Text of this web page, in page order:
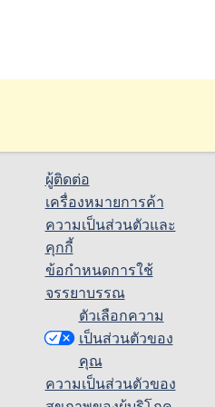
ผู้ติดต่อ
เครื่องหมายการค้า
ความเป็นส่วนตัวและ
คุกกี้
ข้อกำหนดการใช้
จรรยาบรรณ
ตัวเลือกความ
เป็นส่วนตัวของ
คุณ
ความเป็นส่วนตัวของ